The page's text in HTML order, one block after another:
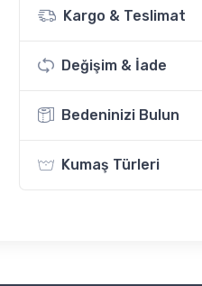
Kargo & Teslimat
Değişim & İade
Bedeninizi Bulun
Kumaş Türleri